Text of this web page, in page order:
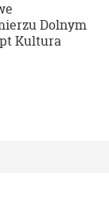
Dolnym
Kultura